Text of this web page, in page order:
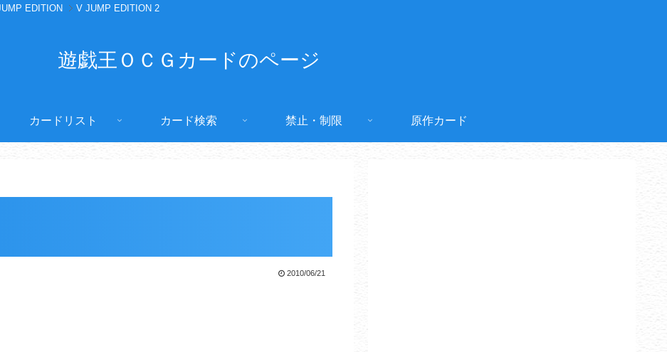
EDITION V JUMP EDITION 2
遊戯王ＯＣＧカードのページ
カードリスト カード検索 禁止・制限 原作カード
2010/06/21